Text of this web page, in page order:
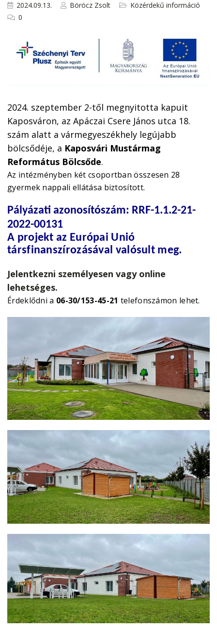
2024.09.13. Böröcz Zsolt
Közérdekű információ
0
2024. szeptember 2-től megnyitotta kapuit
Kaposváron, az Apáczai Csere János utca 18.
szám alatt a vármegyeszékhely legújabb
bölcsődéje, a Kaposvári Mustármag
Református Bölcsőde.
Az intézményben két csoportban összesen 28
gyermek nappali ellátása biztosított.
Pályázati azonosítószám: RRF-1.1.2-21-
2022-00131
A projekt az Európai Unió
társfinanszírozásával valósult meg.
Jelentkezni személyesen vagy online
lehetséges.
Érdeklődni a 06-30/153-45-21 telefonszámon lehet.